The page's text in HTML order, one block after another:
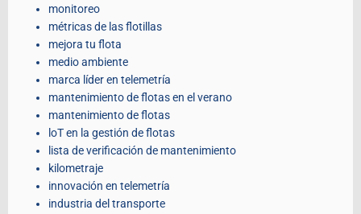
monitoreo
métricas de las flotillas
mejora tu flota
medio ambiente
marca líder en telemetría
mantenimiento de flotas en el verano
mantenimiento de flotas
loT en la gestión de flotas
lista de verificación de mantenimiento
kilometraje
innovación en telemetría
industria del transporte